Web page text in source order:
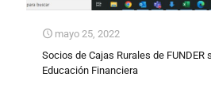
mayo 25, 2022
Socios de Cajas Rurales de FUNDER
Educación Financiera